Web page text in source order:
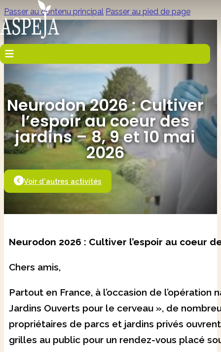
Passer au contenu principal Passer au pied de page
Neurodon 2026 : Cultiver
l’espoir au coeur des
jardins – 8, 9 et 10 mai
2026
Voir d'autres activités
Neurodon 2026 : Cultiver l’espoir au coeur
Chers amis,
Partout en France, à l’occasion de l’opération
Jardins Ouverts pour le cerveau », de
propriétaires de parcs et jardins privés
grilles au public pour un rendez-vous placé